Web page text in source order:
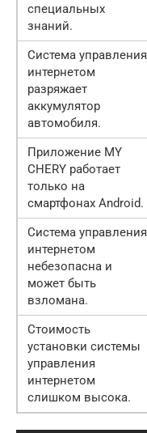
специальных
знаний.
Система управления
интернетом
разряжает
аккумулятор
автомобиля.
Приложение MY
CHERY работает
только на
смартфонах Android.
Система управления
интернетом
небезопасна и
может быть
взломана.
Стоимость
установки системы
управления
интернетом
слишком высока.